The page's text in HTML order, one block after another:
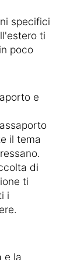
specifici
ti
poco
e
il tema
di
ti
i
e la